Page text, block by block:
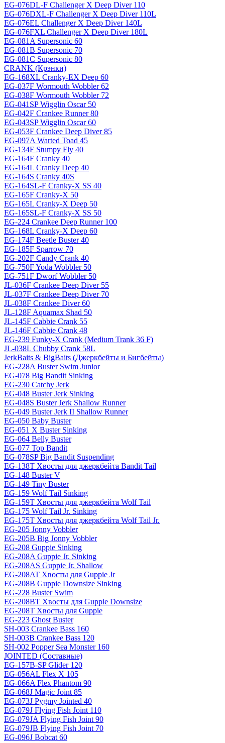
EG-076DL-F Challenger X Deep Diver 110
EG-076DXL-F Challenger X Deep Diver 110L
EG-076EL Challenger X Deep Diver 140L
EG-076FXL Challenger X Deep Diver 180L
EG-081A Supersonic 60
EG-081B Supersonic 70
EG-081C Supersonic 80
CRANK (Крэнки)
EG-168XL Cranky-EX Deep 60
EG-037F Wormouth Wobbler 62
EG-038F Wormouth Wobbler 72
EG-041SP Wigglin Oscar 50
EG-042F Crankee Runner 80
EG-043SP Wigglin Oscar 60
EG-053F Crankee Deep Diver 85
EG-097A Warted Toad 45
EG-134F Stumpy Fly 40
EG-164F Cranky 40
EG-164L Cranky Deep 40
EG-164S Cranky 40S
EG-164SL-F Cranky-X SS 40
EG-165F Cranky-X 50
EG-165L Cranky-X Deep 50
EG-165SL-F Cranky-X SS 50
EG-224 Crankee Deep Runner 100
EG-168L Cranky-X Deep 60
EG-174F Beetle Buster 40
EG-185F Sparrow 70
EG-202F Candy Crank 40
EG-750F Yoda Wobbler 50
EG-751F Dworf Wobbler 50
JL-036F Crankee Deep Diver 55
JL-037F Crankee Deep Diver 70
JL-038F Crankee Diver 60
JL-128F Aquamax Shad 50
JL-145F Cabbie Crank 55
JL-146F Cabbie Crank 48
EG-239 Funky-X Crank (Medium Trank 36 F)
JL-038L Chubby Crank 58L
JerkBaits & BigBaits (Джеркбейты и Бигбейты)
EG-228A Buster Swim Junior
EG-078 Big Bandit Sinking
EG-230 Catchy Jerk
EG-048 Buster Jerk Sinking
EG-048S Buster Jerk Shallow Runner
EG-049 Buster Jerk II Shallow Runner
EG-050 Baby Buster
EG-051 X Buster Sinking
EG-064 Belly Buster
EG-077 Top Bandit
EG-078SP Big Bandit Suspending
EG-138T Хвосты для джеркбейта Bandit Tail
EG-148 Buster V
EG-149 Tiny Buster
EG-159 Wolf Tail Sinking
EG-159T Хвосты для джеркбейта Wolf Tail
EG-175 Wolf Tail Jr. Sinking
EG-175T Хвосты для джеркбейта Wolf Tail Jr.
EG-205 Jonny Vobbler
EG-205B Big Jonny Vobbler
EG-208 Guppie Sinking
EG-208A Guppie Jr. Sinking
EG-208AS Guppie Jr. Shallow
EG-208AT Хвосты для Guppie Jr
EG-208B Guppie Downsize Sinking
EG-228 Buster Swim
EG-208BT Хвосты для Guppie Downsize
EG-208T Хвосты для Guppie
EG-223 Ghost Buster
SH-003 Crankee Bass 160
SH-003B Crankee Bass 120
SH-002 Popper Sea Monster 160
JOINTED (Составные)
EG-157B-SP Glider 120
EG-056AL Flex X 105
EG-066A Flex Phantom 90
EG-068J Magic Joint 85
EG-073J Pygmy Jointed 40
EG-079J Flying Fish Joint 110
EG-079JA Flying Fish Joint 90
EG-079JB Flying Fish Joint 70
EG-096J Bobcat 60